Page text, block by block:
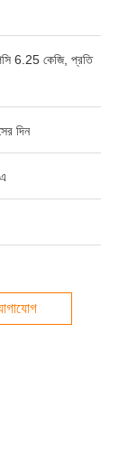
6.25 কেজি, প্রতি
দিন